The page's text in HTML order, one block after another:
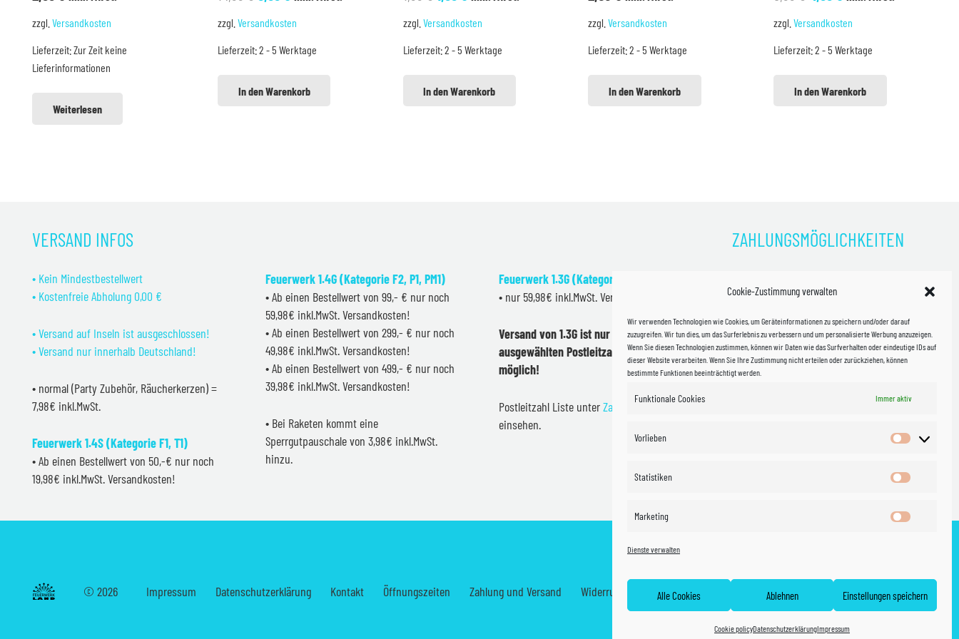
Cookie-Zustimmung verwalten
Wir verwenden Technologien wie Cookies, um Geräteinformationen zu speichern und/oder darauf
zuzugreifen. Wir tun dies, um das Surferlebnis zu verbessern und um personalisierte Werbung anzuzeigen.
Wenn Sie diesen Technologien zustimmen, können wir Daten wie das Surfverhalten oder eindeutige IDs auf
dieser Website verarbeiten. Wenn Sie Ihre Zustimmung nicht erteilen oder zurückziehen, können
bestimmte Funktionen beeinträchtigt werden.
Funktionale Cookies Immer aktiv
Vorlieben Vorlieben
Statistiken
Marketing Marketing
Dienste verwalten
Alle Cookies Ablehnen Einstellungen speichern
Cookie policyDatenschutzerklärungImpressum
zzgl. Versandkosten
Lieferzeit:Zur Zeit keine
Lieferinformationen
Weiterlesen
Preis
14,99 €9,99 €.
zzgl. Versandkosten
Lieferzeit:2 - 5 Werktage
In den Warenkorb
Preis
1,99 €1,39 €.
zzgl. Versandkosten
Lieferzeit:2 - 5 Werktage
In den Warenkorb
zzgl.Versandkosten
Lieferzeit:2 - 5 Werktage
In den Warenkorb
Preis
5,99 €4,99 €.
zzgl.Versandkosten
Lieferzeit:2 - 5 Werktage
In den Warenkorb
VERSAND INFOS
• Kein Mindestbestellwert
• Kostenfreie Abholung 0,00 €
• Versand auf Inseln ist ausgeschlossen!
• Versand nur innerhalb Deutschland!
• normal (Party Zubehör, Räucherkerzen) =
7,98€ inkl.MwSt.
Feuerwerk 1.4S (Kategorie F1, T1)
• Ab einen Bestellwert von 50,-€ nur noch
19,98€ inkl.MwSt. Versandkosten!
Feuerwerk 1.4G (Kategorie F2, P1, PM1)
• Ab einen Bestellwert von 99,- € nur noch
59,98€ inkl.MwSt. Versandkosten!
• Ab einen Bestellwert von 299,- € nur noch
49,98€ inkl.MwSt. Versandkosten!
• Ab einen Bestellwert von 499,- € nur noch
39,98€ inkl.MwSt. Versandkosten!
• Bei Raketen kommt eine
Sperrgutpauschale von 3,98€ inkl.MwSt.
hinzu.
Feuerwerk 1.3G (Kategorie F2)
• nur 59,98€ inkl.MwSt. Versandkosten!
Versand von 1.3G ist nur innerhalb
ausgewählten Postleitzahlen in Sachsen
möglich!
Postleitzahl Liste unterZahlung & Versand
einsehen.
ZAHLUNGSMÖGLICHKEITEN
© 2026 Impressum Datenschutzerklärung Kontakt Öffnungszeiten Zahlung und Versand Widerrufsrecht AGB Cookie policy (EU) Vertrag widerrufen